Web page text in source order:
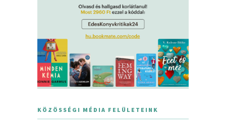
KÖZÖSSÉGI MÉDIA FELÜLETEINK